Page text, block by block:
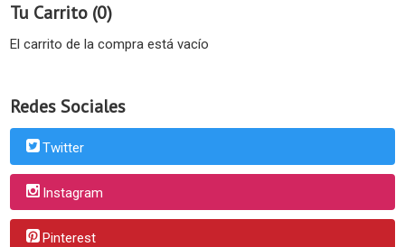
Tu Carrito (0)
El carrito de la compra está vacío
Redes Sociales
Twitter
Instagram
Pinterest